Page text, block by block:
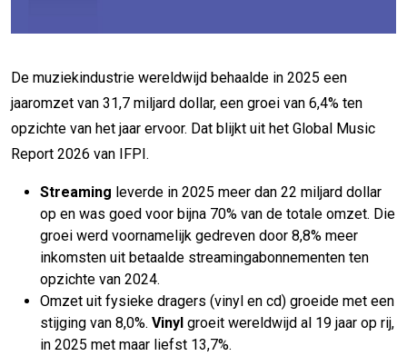
De muziekindustrie wereldwijd behaalde in 2025 een
jaaromzet van 31,7 miljard dollar, een groei van 6,4% ten
opzichte van het jaar ervoor. Dat blijkt uit het Global Music
Report 2026 van IFPI.
Streaming leverde in 2025 meer dan 22 miljard dollar
op en was goed voor bijna 70% van de totale omzet. Die
groei werd voornamelijk gedreven door 8,8% meer
inkomsten uit betaalde streamingabonnementen ten
opzichte van 2024.
Omzet uit fysieke dragers (vinyl en cd) groeide met een
stijging van 8,0%. Vinyl groeit wereldwijd al 19 jaar op rij,
in 2025 met maar liefst 13,7%.